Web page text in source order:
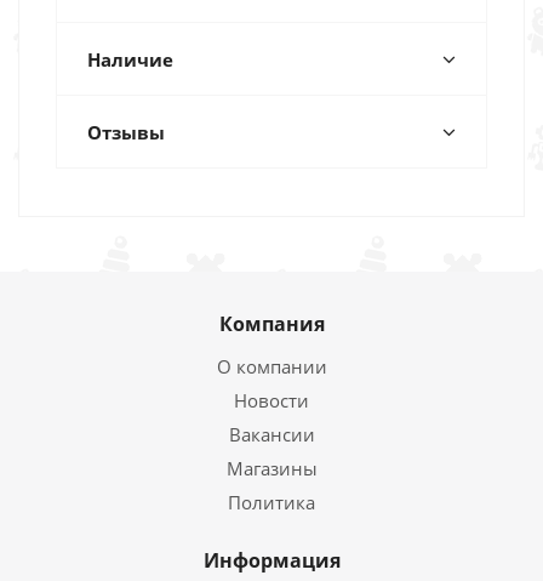
Наличие
Отзывы
Компания
О компании
Новости
Вакансии
Магазины
Политика
Информация